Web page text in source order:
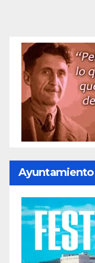
Ayuntamiento